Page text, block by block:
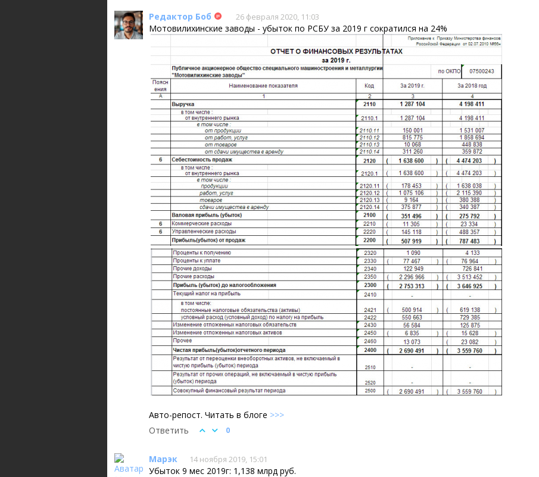
Редактор Боб 26 февраля 2020, 11:03
Мотовилихинские заводы - убыток по РСБУ за 2019 г сократился на 24%
Авто-репост. Читать в блоге >>>
Ответить
0
Марэк 14 ноября 2019, 15:01
Убыток 9 мес 2019г: 1,138 млрд руб.